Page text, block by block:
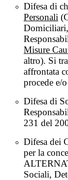
Difesa di
Personali
Misure
altro). Si
affrontata
procede e/
Difesa di
231 del
Difesa dei
per la
Sociali,